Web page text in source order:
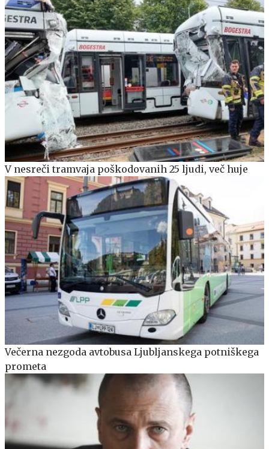
V nesreči tramvaja poškodovanih 25 ljudi, več huje
Večerna nezgoda avtobusa Ljubljanskega potniškega
prometa